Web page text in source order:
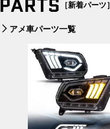
［新着パーツ］
アメ車パーツ一覧